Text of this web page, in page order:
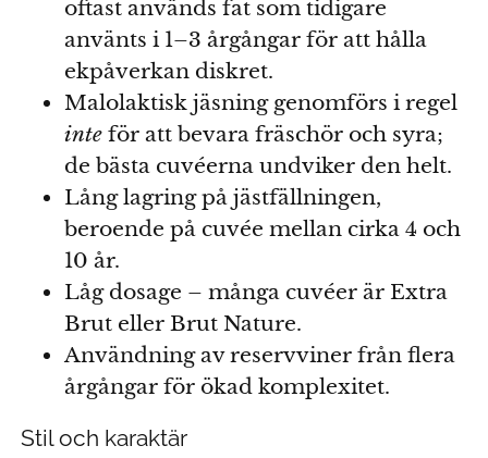
oftast används fat som tidigare
använts i 1–3 årgångar för att hålla
ekpåverkan diskret.
Malolaktisk jäsning genomförs i regel
inteför att bevara fräschör och syra;
de bästa cuvéerna undviker den helt.
Lång lagring på jästfällningen,
beroende på cuvée mellan cirka 4 och
10 år.
Låg dosage – många cuvéer är Extra
Brut eller Brut Nature.
Användning av reservviner från flera
årgångar för ökad komplexitet.
Stil och karaktär